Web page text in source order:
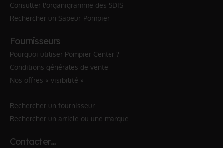
Consulter l'organigramme des SDIS
Rechercher un Sapeur-Pompier
Fournisseurs
Pourquoi utiliser Pompier Center ?
Conditions générales de vente
Nos offres « visibilité »
Rechercher un fournisseur
Rechercher un article ou une marque
Contacter…